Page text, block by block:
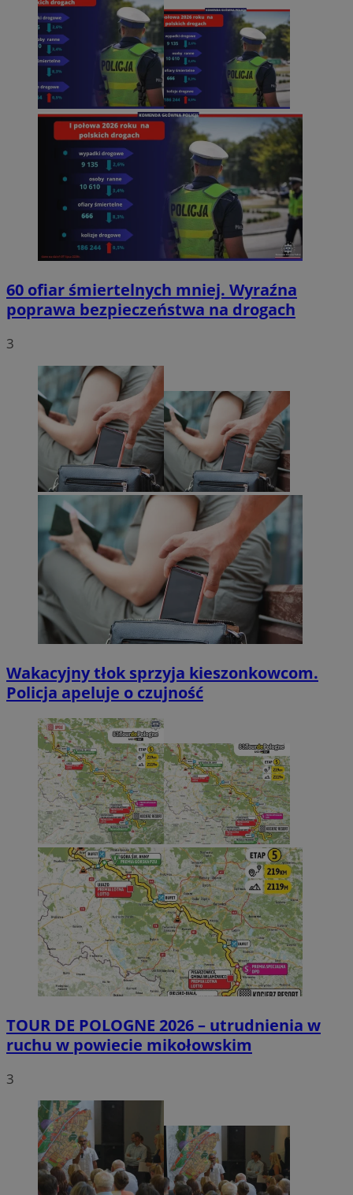
60 ofiar śmiertelnych mniej. Wyraźna
poprawa bezpieczeństwa na drogach
3
Wakacyjny tłok sprzyja kieszonkowcom.
Policja apeluje o czujność
TOUR DE POLOGNE 2026 – utrudnienia w
ruchu w powiecie mikołowskim
3